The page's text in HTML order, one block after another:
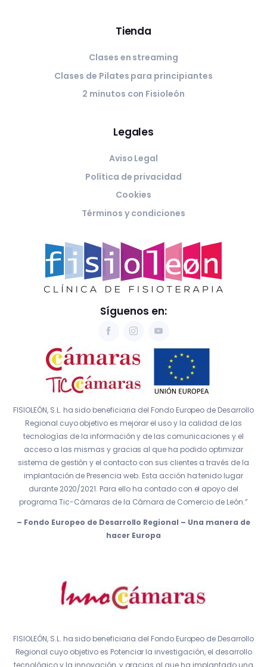
Tienda
Clases en streaming
Clases de Pilates para principiantes
2 minutos con Fisioleón
Legales
Aviso Legal
Política de privacidad
Cookies
Términos y condiciones
Síguenos en:
FISIOLEÓN, S.L. ha sido beneficiaria del Fondo Europeo de Desarrollo
Regional cuyo objetivo es mejorar el uso y la calidad de las
tecnologías de la información y de las comunicaciones y el
acceso a las mismas y gracias al que ha podido optimizar
sistema de gestión y el contacto con sus clientes a través de la
implantación de Presencia web. Esta acción ha tenido lugar
durante 2020/2021. Para ello ha contado con el apoyo del
programa Tic-Cámaras de la Cámara de Comercio de León.”
– Fondo Europeo de Desarrollo Regional – Una manera de
hacer Europa
FISIOLEÓN, S.L. ha sido beneficiaria del Fondo Europeo de Desarrollo
Regional cuyo objetivo es Potenciar la investigación, el desarrollo
tecnológico y la innovación, y gracias al que ha implantado una